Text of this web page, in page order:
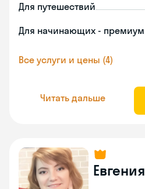
Для путешествий
Для начинающих - премиум
Все услуги и цены (4)
Читать дальше
Евгения